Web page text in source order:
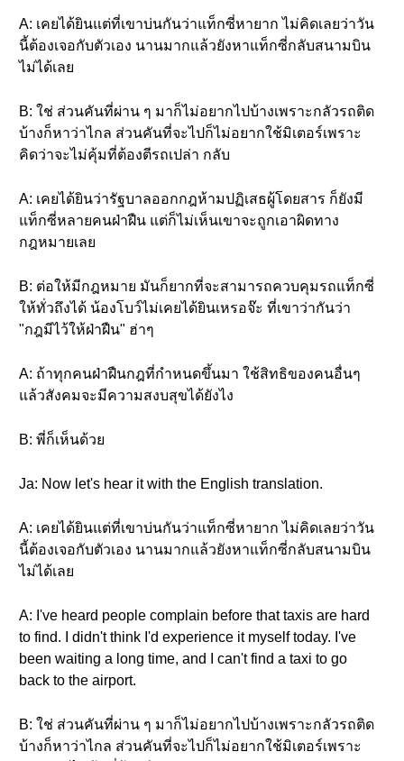
A: เคยได้ยินแต่ที่เขาบ่นกันว่าแท็กซี่หายาก ไม่คิดเลยว่าวัน
นี้ต้องเจอกับตัวเอง นานมากแล้วยังหาแท็กซี่กลับสนามบิน
ไม่ได้เลย
B: ใช่ ส่วนคันที่ผ่าน ๆ มาก็ไม่อยากไปบ้างเพราะกลัวรถติด
บ้างก็หาว่าไกล ส่วนคันที่จะไปก็ไม่อยากใช้มิเตอร์เพราะ
คิดว่าจะไม่คุ้มที่ต้องตีรถเปล่า กลับ
A: เคยได้ยินว่ารัฐบาลออกกฎห้ามปฏิเสธผู้โดยสาร ก็ยังมี
แท็กซี่หลายคนฝ่าฝืน แต่ก็ไม่เห็นเขาจะถูกเอาผิดทาง
กฎหมายเลย
B: ต่อให้มีกฎหมาย มันก็ยากที่จะสามารถควบคุมรถแท็กซี่
ให้ทั่วถึงได้ น้องโบว์ไม่เคยได้ยินเหรอจ๊ะ ที่เขาว่ากันว่า
"กฎมีไว้ให้ฝ่าฝืน" ฮ่าๆ
A: ถ้าทุกคนฝ่าฝืนกฎที่กำหนดขึ้นมา ใช้สิทธิของคนอื่นๆ
แล้วสังคมจะมีความสงบสุขได้ยังไง
B: พี่ก็เห็นด้วย
Ja: Now let's hear it with the English translation.
A: เคยได้ยินแต่ที่เขาบ่นกันว่าแท็กซี่หายาก ไม่คิดเลยว่าวัน
นี้ต้องเจอกับตัวเอง นานมากแล้วยังหาแท็กซี่กลับสนามบิน
ไม่ได้เลย
A: I've heard people complain before that taxis are hard
to find. I didn't think I'd experience it myself today. I've
been waiting a long time, and I can't find a taxi to go
back to the airport.
B: ใช่ ส่วนคันที่ผ่าน ๆ มาก็ไม่อยากไปบ้างเพราะกลัวรถติด
บ้างก็หาว่าไกล ส่วนคันที่จะไปก็ไม่อยากใช้มิเตอร์เพราะ